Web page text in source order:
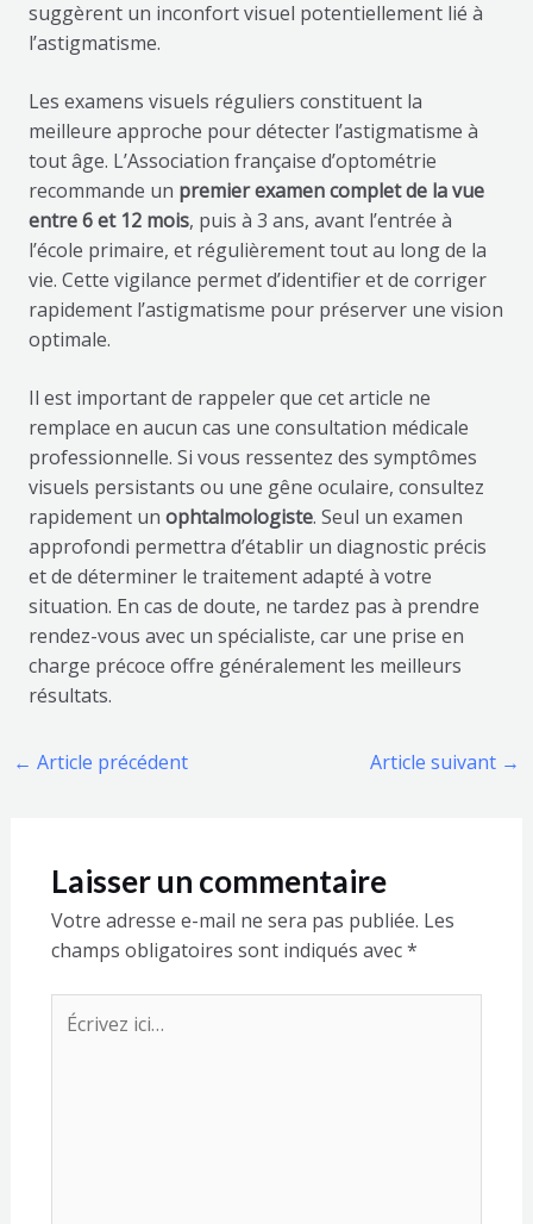
suggèrent un inconfort visuel potentiellement lié à
l’astigmatisme.
Les examens visuels réguliers constituent la
meilleure approche pour détecter l’astigmatisme à
tout âge. L’Association française d’optométrie
recommande un premier examen complet de la vue
entre 6 et 12 mois, puis à 3 ans, avant l’entrée à
l’école primaire, et régulièrement tout au long de la
vie. Cette vigilance permet d’identifier et de corriger
rapidement l’astigmatisme pour préserver une vision
optimale.
Il est important de rappeler que cet article ne
remplace en aucun cas une consultation médicale
professionnelle. Si vous ressentez des symptômes
visuels persistants ou une gêne oculaire, consultez
rapidement un ophtalmologiste. Seul un examen
approfondi permettra d’établir un diagnostic précis
et de déterminer le traitement adapté à votre
situation. En cas de doute, ne tardez pas à prendre
rendez-vous avec un spécialiste, car une prise en
charge précoce offre généralement les meilleurs
résultats.
← Article précédent Article suivant →
Laisser un commentaire
Votre adresse e-mail ne sera pas publiée. Les
champs obligatoires sont indiqués avec*
Écrivez
ici…